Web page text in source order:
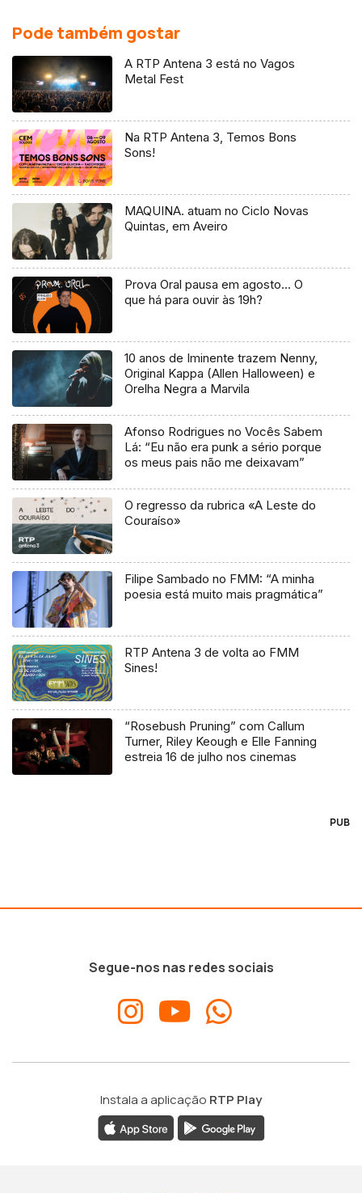
Pode também gostar
A RTP Antena 3 está no Vagos
Metal Fest
Na RTP Antena 3, Temos Bons
Sons!
MAQUINA. atuam no Ciclo Novas
Quintas, em Aveiro
Prova Oral pausa em agosto… O
que há para ouvir às 19h?
10 anos de Iminente trazem Nenny,
Original Kappa (Allen Halloween) e
Orelha Negra a Marvila
Afonso Rodrigues no Vocês Sabem
Lá: “Eu não era punk a sério porque
os meus pais não me deixavam”
O regresso da rubrica «A Leste do
Couraíso»
Filipe Sambado no FMM: “A minha
poesia está muito mais pragmática”
RTP Antena 3 de volta ao FMM
Sines!
“Rosebush Pruning” com Callum
Turner, Riley Keough e Elle Fanning
estreia 16 de julho nos cinemas
PUB
Segue-nos nas redes sociais
Instala a aplicação RTP Play